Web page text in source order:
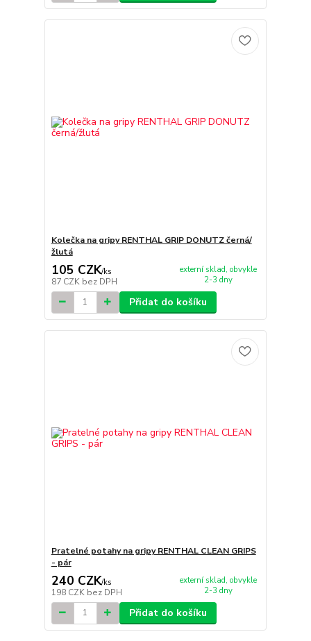
Kolečka na gripy RENTHAL GRIP DONUTZ černá/
žlutá
105 CZK/ks
87 CZK bez DPH
externí sklad, obvykle
2-3 dny
Přidat do košíku
Pratelné potahy na gripy RENTHAL CLEAN GRIPS
- pár
240 CZK/ks
198 CZK bez DPH
externí sklad, obvykle
2-3 dny
Přidat do košíku